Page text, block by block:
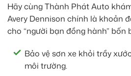
Hãy cùng Thành Phát Auto
Avery Dennison chính là khoản
cho “người bạn đồng hành” bốn
Bảo vệ sơn xe khỏi trầy
môi trường.